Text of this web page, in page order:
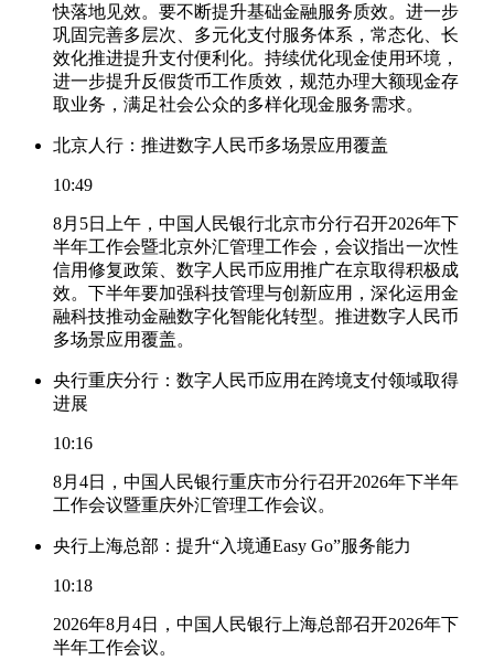
快落地见效。要不断提升基础金融服务质效。进一步
巩固完善多层次、多元化支付服务体系，常态化、长
效化推进提升支付便利化。持续优化现金使用环境，
进一步提升反假货币工作质效，规范办理大额现金存
取业务，满足社会公众的多样化现金服务需求。
北京人行：推进数字人民币多场景应用覆盖
10:49
8月5日上午，中国人民银行北京市分行召开2026年下
半年工作会暨北京外汇管理工作会，会议指出一次性
信用修复政策、数字人民币应用推广在京取得积极成
效。下半年要加强科技管理与创新应用，深化运用金
融科技推动金融数字化智能化转型。推进数字人民币
多场景应用覆盖。
央行重庆分行：数字人民币应用在跨境支付领域取得
进展
10:16
8月4日，中国人民银行重庆市分行召开2026年下半年
工作会议暨重庆外汇管理工作会议。
央行上海总部：提升“入境通Easy Go”服务能力
10:18
2026年8月4日，中国人民银行上海总部召开2026年下
半年工作会议。